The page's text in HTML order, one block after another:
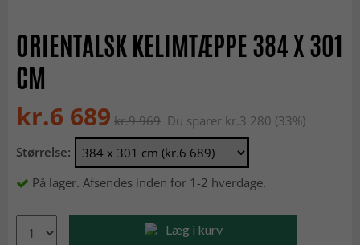
ORIENTALSK KELIMTÆPPE 384 X 301
CM
kr.6 689 kr.9 969 Du sparer kr.3 280 (33%)
Størrelse:
På lager. Afsendes inden for 1-2 hverdage.
Læg i kurv